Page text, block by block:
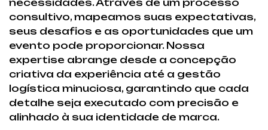
necessidades. Através de um processo
consultivo, mapeamos suas expectativas,
seus desafios e as oportunidades que um
evento pode proporcionar. Nossa
expertise abrange desde a concepção
criativa da experiência até a gestão
logística minuciosa, garantindo que cada
detalhe seja executado com precisão e
alinhado à sua identidade de marca.